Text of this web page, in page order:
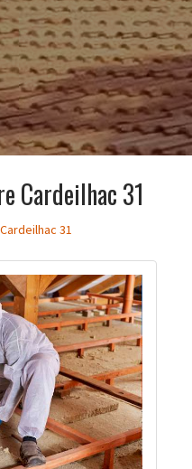
Cardeilhac 31
31